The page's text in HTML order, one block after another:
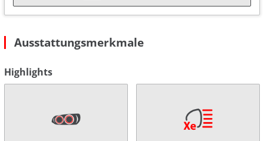
Ausstattungsmerkmale
Highlights